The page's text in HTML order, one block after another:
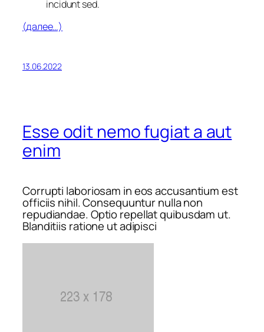
incidunt sed.
(далее…)
13.06.2022
Esse odit nemo fugiat a aut
enim
Corrupti laboriosam in eos accusantium est
officiis nihil. Consequuntur nulla non
repudiandae. Optio repellat quibusdam ut.
Blanditiis ratione ut adipisci